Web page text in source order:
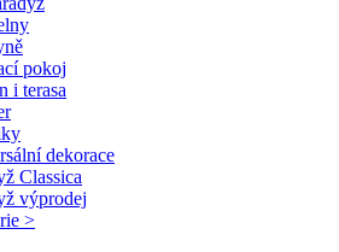
pokoj
i terasa
dekorace
Classica
výprodej
>